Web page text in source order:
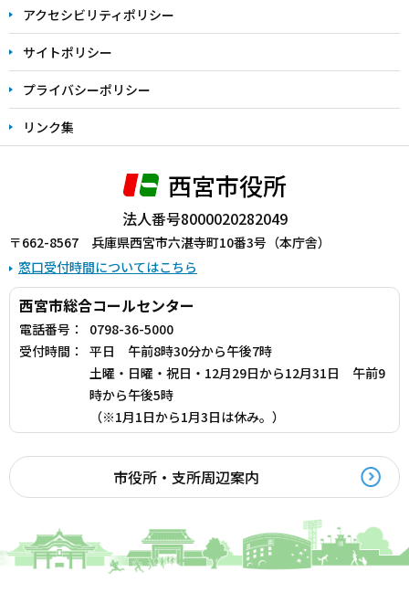
アクセシビリティポリシー
サイトポリシー
プライバシーポリシー
リンク集
西宮市役所
法人番号8000020282049
〒662-8567 兵庫県西宮市六湛寺町10番3号（本庁舎）
窓口受付時間についてはこちら
西宮市総合コールセンター
電話番号：
0798-36-5000
受付時間：
平日 午前8時30分から午後7時
土曜・日曜・祝日・12月29日から12月31日 午前9
時から午後5時
（※1月1日から1月3日は休み。）
市役所・支所周辺案内